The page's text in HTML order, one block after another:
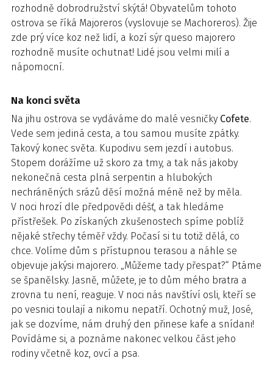
rozhodně dobrodružství skýtá! Obyvatelům tohoto
ostrova se říká Majoreros (vyslovuje se Machoreros). Žije
zde prý více koz než lidí, a kozí sýr queso majorero
rozhodně musíte ochutnat! Lidé jsou velmi milí a
nápomocní.
Na konci světa
Na jihu ostrova se vydáváme do malé vesničky Cofete.
Vede sem jediná cesta, a tou samou musíte zpátky.
Takový konec světa. Kupodivu sem jezdí i autobus.
Stopem dorážíme už skoro za tmy, a tak nás jakoby
nekonečná cesta plná serpentin a hlubokých
nechráněných srázů děsí možná méně než by měla.
V noci hrozí dle předpovědi déšť, a tak hledáme
přístřešek. Po získaných zkušenostech spíme poblíž
nějaké střechy téměř vždy. Počasí si tu totiž dělá, co
chce. Volíme dům s přístupnou terasou a náhle se
objevuje jakýsi majorero. „Můžeme tady přespat?“ Ptáme
se španělsky. Jasně, můžete, je to dům mého bratra a
zrovna tu není, reaguje. V noci nás navštíví osli, kteří se
po vesnici toulají a nikomu nepatří. Ochotný muž, José,
jak se dozvíme, nám druhý den přinese kafe a snídani!
Povídáme si, a poznáme nakonec velkou část jeho
rodiny včetně koz, ovcí a psa.